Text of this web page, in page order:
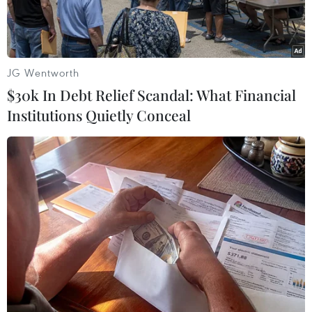
Xe đông lạnh chở 15 người trong thùng. (Nguồn: CSGT Bình
Thuận)
Sáng 14/9, Ủy ban Nhân dân tỉnh Bình Thuận đã
gửi công văn hỏa tốc tới Ủy ban Nhân dân các
tỉnh Quảng Trị, Hà Tĩnh, Nghệ An và các đơn vị
liên quan về việc phối hợp đưa người của các
JG Wentworth
$30k In Debt Relief Scandal: What Financial
Institutions Quietly Conceal